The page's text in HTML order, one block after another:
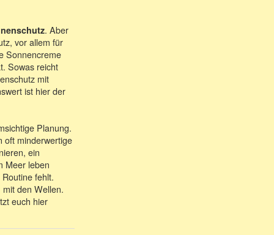
. Aber
vor allem für
Sonnencreme
Sowas reicht
mit
ist hier der
Planung.
oft minderwertige
ein
Meer leben
fehlt.
den Wellen.
euch hier